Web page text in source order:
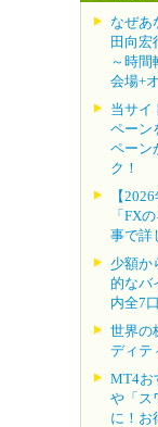
なぜあ
田向宏
～時間
会場+
当サイ
ペーン
ペーン
ク！
【
「FX
事で詳
少額か
的なバ
内全7
世界の
ディテ
MT4お
や「ス
に！お